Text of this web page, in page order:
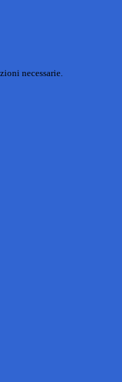
necessarie.